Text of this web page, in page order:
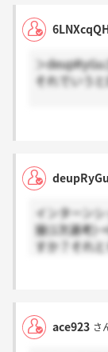
＞
それでいう
deupRyGu
インターン
接(1次選考
すか？それ
ace923 さ